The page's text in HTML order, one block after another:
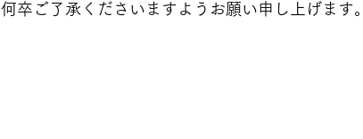
何卒ご了承くださいますようお願い申し上げます。